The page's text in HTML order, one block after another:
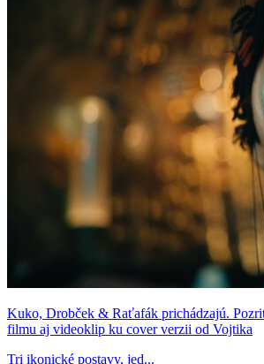
Kuko, Drobček & Raťafák prichádzajú.
filmu aj videoklip ku cover verzii od Vojtika
Tri ikonické postavy, jed...